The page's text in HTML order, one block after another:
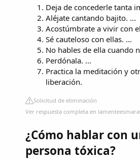
Deja de concederle tanta
Aléjate cantando bajito. ...
Acostúmbrate a vivir con
Sé cauteloso con ellas. ...
No hables de ella cuando
Perdónala. ...
Practica la meditación y
liberación.
Solicitud de eliminación
Ver respuesta completa en
¿Cómo hablar con
persona tóxica?